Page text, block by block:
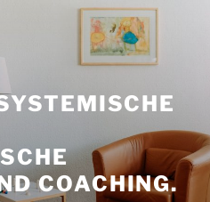
COACHING.